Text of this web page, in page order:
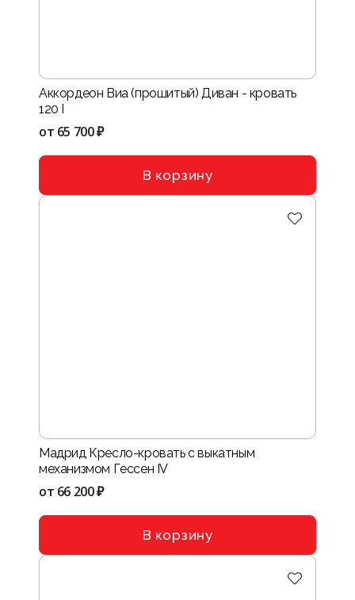
Аккордеон Виа (прошитый) Диван - кровать
120 I
от 65 700 ₽
В корзину
Мадрид Кресло-кровать с выкатным
механизмом Гессен IV
от 66 200 ₽
В корзину